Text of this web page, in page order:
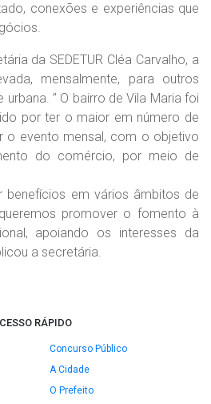
conexões e experiências que
da SEDETUR Cléa Carvalho, a
mensalmente, para outros
urbana. ” O bairro de Vila Maria foi
por ter o maior em número de
o evento mensal, com o objetivo
do comércio, por meio de
benefícios em vários âmbitos de
promover o fomento à
apoiando os interesses da
a secretária.
RÁPIDO
Concurso Público
A Cidade
O Prefeito